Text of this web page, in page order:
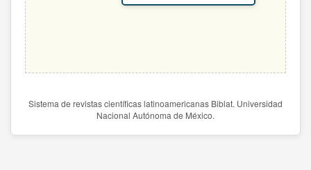
Sistema de revistas científicas latinoamericanas Biblat. Universidad
Nacional Autónoma de México.